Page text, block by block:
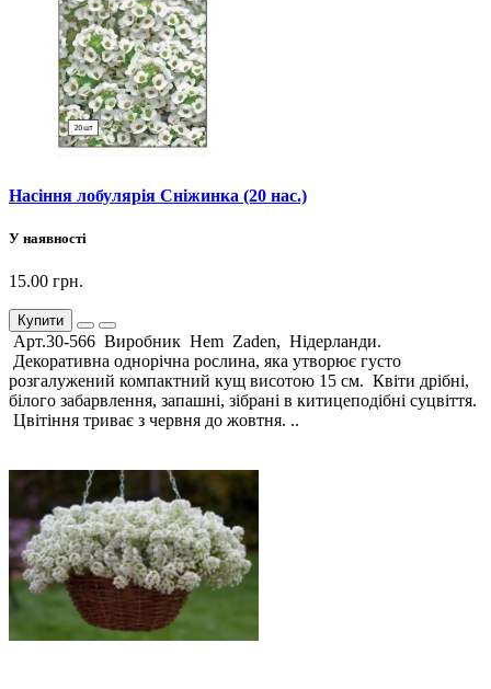
Насіння лобулярія Сніжинка (20 нас.)
У наявності
15.00 грн.
Купити
Арт.30-566 Виробник Hem Zaden, Нідерланди.
Декоративна однорічна рослина, яка утворює густо
розгалужений компактний кущ висотою 15 см. Квіти дрібні,
білого забарвлення, запашні, зібрані в китицеподібні суцвіття.
Цвітіння триває з червня до жовтня. ..